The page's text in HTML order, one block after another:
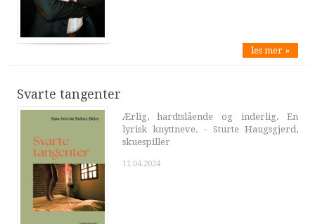
les mer »
Svarte tangenter
Ærlig, hardtslående og inderlig. En
lyrisk knyttneve. - Sturte Haugsgjerd,
skuespiller
11.04.2024